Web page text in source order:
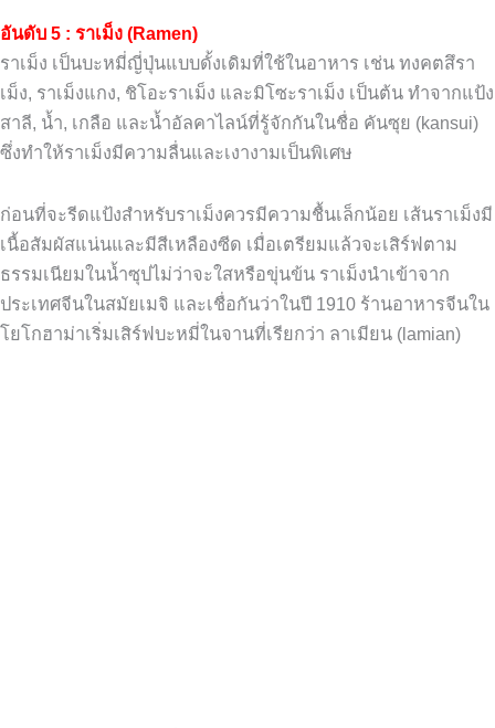
อันดับ 5 : ราเม็ง (Ramen)
ราเม็ง เป็นบะหมี่ญี่ปุ่นแบบดั้งเดิมที่ใช้ในอาหาร เช่น ทงคตสึรา
เม็ง, ราเม็งแกง, ชิโอะราเม็ง และมิโซะราเม็ง เป็นต้น ทำจากแป้ง
สาลี, น้ำ, เกลือ และน้ำอัลคาไลน์ที่รู้จักกันในชื่อ คันซุย (kansui)
ซึ่งทำให้ราเม็งมีความลื่นและเงางามเป็นพิเศษ
ก่อนที่จะรีดแป้งสำหรับราเม็งควรมีความชื้นเล็กน้อย เส้นราเม็งมี
เนื้อสัมผัสแน่นและมีสีเหลืองซีด เมื่อเตรียมแล้วจะเสิร์ฟตาม
ธรรมเนียมในน้ำซุปไม่ว่าจะใสหรือขุ่นข้น ราเม็งนำเข้าจาก
ประเทศจีนในสมัยเมจิ และเชื่อกันว่าในปี 1910 ร้านอาหารจีนใน
โยโกฮาม่าเริ่มเสิร์ฟบะหมี่ในจานที่เรียกว่า ลาเมียน (lamian)